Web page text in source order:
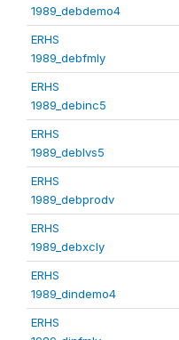
1989_debdemo4
ERHS
1989_debfmly
ERHS
1989_debinc5
ERHS
1989_deblvs5
ERHS
1989_debprodv
ERHS
1989_debxcly
ERHS
1989_dindemo4
ERHS